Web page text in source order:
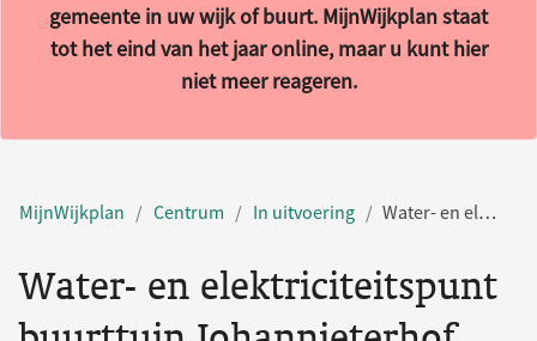
gemeente in uw wijk of buurt. MijnWijkplan staat
tot het eind van het jaar online, maar u kunt hier
niet meer reageren.
MijnWijkplan Centrum In uitvoering Water- en elektriciteitspunt buurttuin Johannieterhof
Water- en elektriciteitspunt